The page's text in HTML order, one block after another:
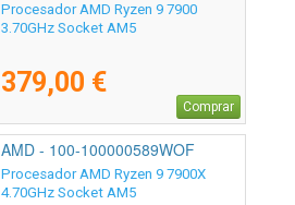
Procesador AMD Ryzen 9 7900
3.70GHz Socket AM5
379,00 €
Comprar
AMD - 100-100000589WOF
Procesador AMD Ryzen 9 7900X
4.70GHz Socket AM5